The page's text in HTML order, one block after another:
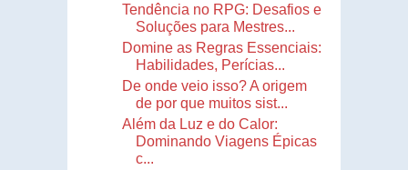
Tendência no RPG: Desafios e
Soluções para Mestres...
Domine as Regras Essenciais:
Habilidades, Perícias...
De onde veio isso? A origem
de por que muitos sist...
Além da Luz e do Calor:
Dominando Viagens Épicas
c...